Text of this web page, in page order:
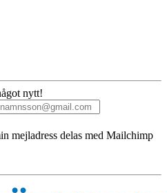
nytt!
mejladress delas med Mailchimp